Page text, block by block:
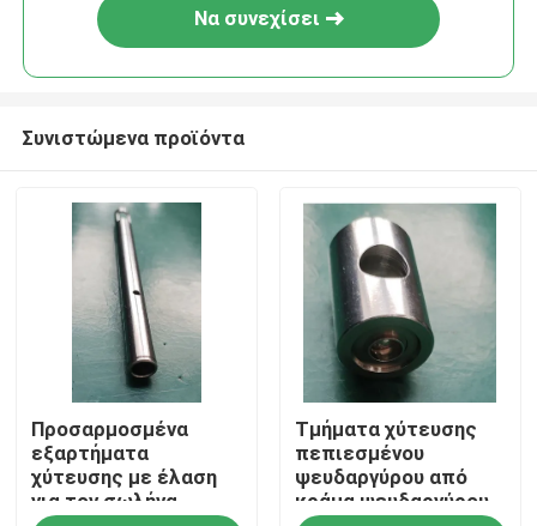
Προϊόντα
Να συνεχίσει
Συνιστώμενα προϊόντα
Προσαρμοσμένα
εξαρτήματα
χύτευσης με έλαση
για τον σωλήνα
Τμήματα χύτευσης
πεπιεσμένου
ψευδαργύρου από
κράμα ψευδαργύρου